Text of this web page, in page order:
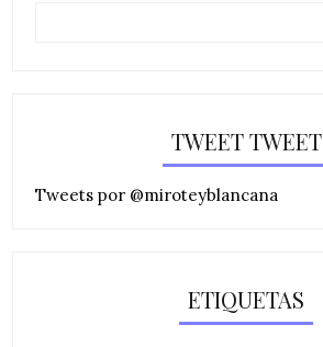
TWEET TWEET
Tweets por @miroteyblancana
ETIQUETAS